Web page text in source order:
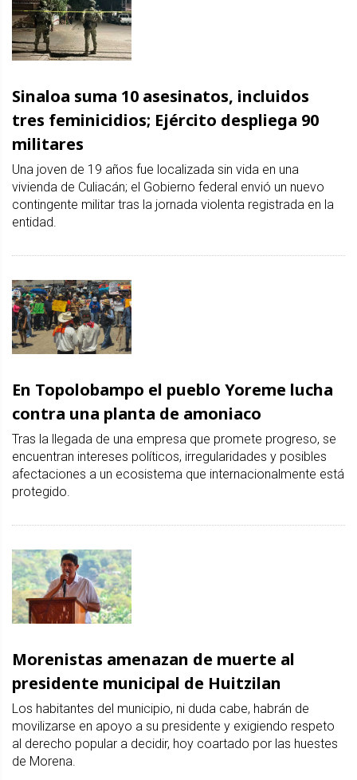
Sinaloa suma 10 asesinatos, incluidos
tres feminicidios; Ejército despliega 90
militares
Una joven de 19 años fue localizada sin vida en una
vivienda de Culiacán; el Gobierno federal envió un nuevo
contingente militar tras la jornada violenta registrada en la
entidad.
En Topolobampo el pueblo Yoreme lucha
contra una planta de amoniaco
Tras la llegada de una empresa que promete progreso, se
encuentran intereses políticos, irregularidades y posibles
afectaciones a un ecosistema que internacionalmente está
protegido.
Morenistas amenazan de muerte al
presidente municipal de Huitzilan
Los habitantes del municipio, ni duda cabe, habrán de
movilizarse en apoyo a su presidente y exigiendo respeto
al derecho popular a decidir, hoy coartado por las huestes
de Morena.